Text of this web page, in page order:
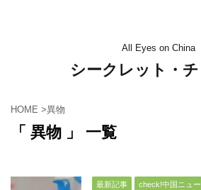
All Eyes on China
シークレット・
HOME >異物
「 異物 」 一覧
最新記事 check!中国ニュー